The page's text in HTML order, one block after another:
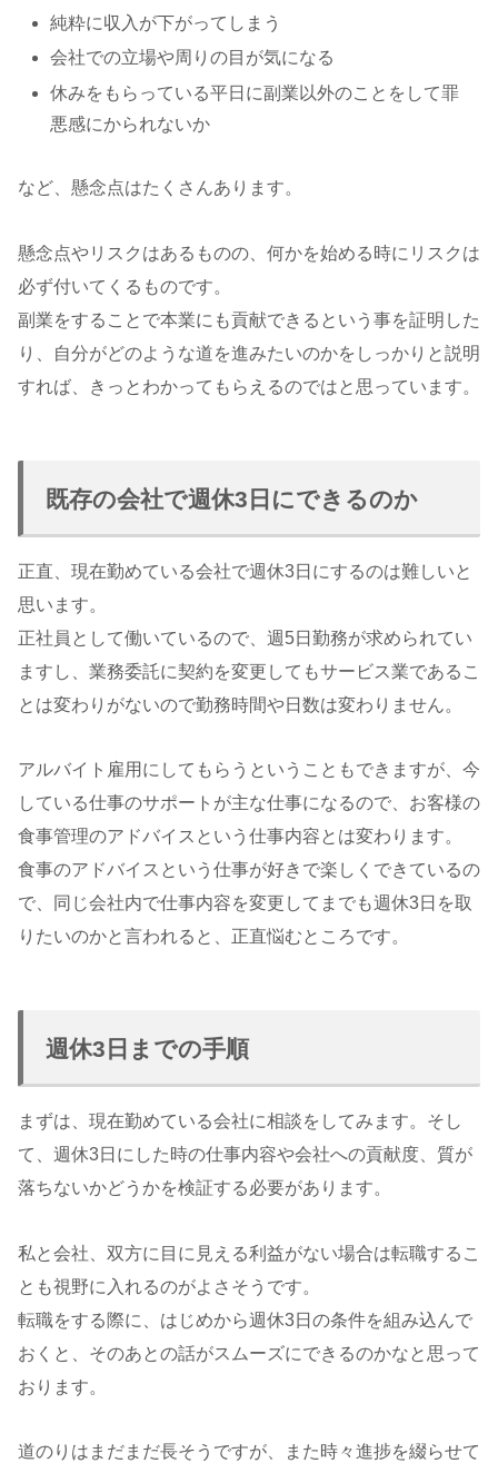
純粋に収入が下がってしまう
会社での立場や周りの目が気になる
休みをもらっている平日に副業以外のことをして罪
悪感にかられないか
など、懸念点はたくさんあります。
懸念点やリスクはあるものの、何かを始める時にリスクは
必ず付いてくるものです。
副業をすることで本業にも貢献できるという事を証明した
り、自分がどのような道を進みたいのかをしっかりと説明
すれば、きっとわかってもらえるのではと思っています。
既存の会社で週休3日にできるのか
正直、現在勤めている会社で週休3日にするのは難しいと
思います。
正社員として働いているので、週5日勤務が求められてい
ますし、業務委託に契約を変更してもサービス業であるこ
とは変わりがないので勤務時間や日数は変わりません。
アルバイト雇用にしてもらうということもできますが、今
している仕事のサポートが主な仕事になるので、お客様の
食事管理のアドバイスという仕事内容とは変わります。
食事のアドバイスという仕事が好きで楽しくできているの
で、同じ会社内で仕事内容を変更してまでも週休3日を取
りたいのかと言われると、正直悩むところです。
週休3日までの手順
まずは、現在勤めている会社に相談をしてみます。そし
て、週休3日にした時の仕事内容や会社への貢献度、質が
落ちないかどうかを検証する必要があります。
私と会社、双方に目に見える利益がない場合は転職するこ
とも視野に入れるのがよさそうです。
転職をする際に、はじめから週休3日の条件を組み込んで
おくと、そのあとの話がスムーズにできるのかなと思って
おります。
道のりはまだまだ長そうですが、また時々進捗を綴らせて